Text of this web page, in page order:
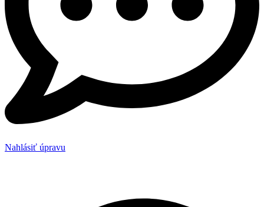
Nahlásiť úpravu